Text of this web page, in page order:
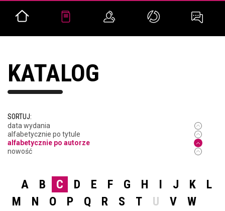
KATALOG
SORTUJ:
data wydania
alfabetycznie po tytule
alfabetycznie po autorze
nowość
A B C D E F G H I J K
L
M
N O P Q R S T U V
W